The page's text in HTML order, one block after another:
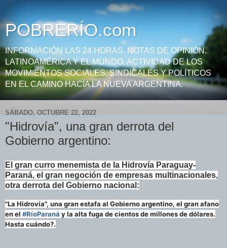
POBRERÍO.com
INFORMACIÓN LAS 24 HORAS. NOTAS DE OPINIÓN.
LATINOAMÉRICA Y EL MUNDO. ACTIVIDAD DE LOS
MOVIMIENTOS SOCIALES, SINDICALES Y POLÍTICOS
EN EL CAMINO HACIA LA NUEVA ARGENTINA.
SÁBADO, OCTUBRE 22, 2022
"Hidrovía", una gran derrota del
Gobierno argentino:
El gran curro menemista de la Hidrovía Paraguay-
Paraná, el gran negoción de empresas multinacionales,
otra derrota del Gobierno nacional:
"La Hidrovía", una gran estafa al Gobierno argentino, el gran afano
en el #RíoParaná y la alta fuga de cientos de millones de dólares.
Hasta cuándo?.